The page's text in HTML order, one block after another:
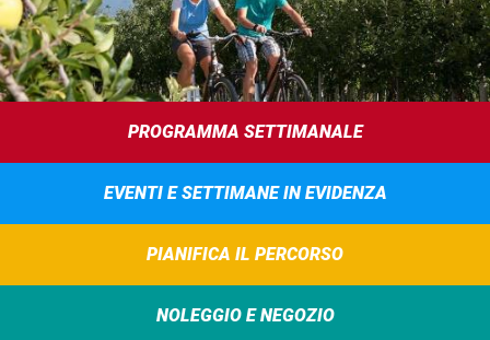
PROGRAMMA SETTIMANALE
EVENTI E SETTIMANE IN EVIDENZA
PIANIFICA IL PERCORSO
NOLEGGIO E NEGOZIO